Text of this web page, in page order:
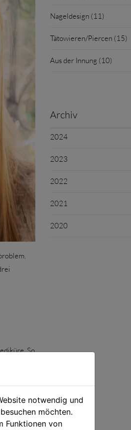
So
Nageldesign (11)
Tätowieren/Piercen (15)
Aus der Innung (10)
Archiv
2024
2023
2022
2021
2020
notwendig und
möchten.
Funktionen von